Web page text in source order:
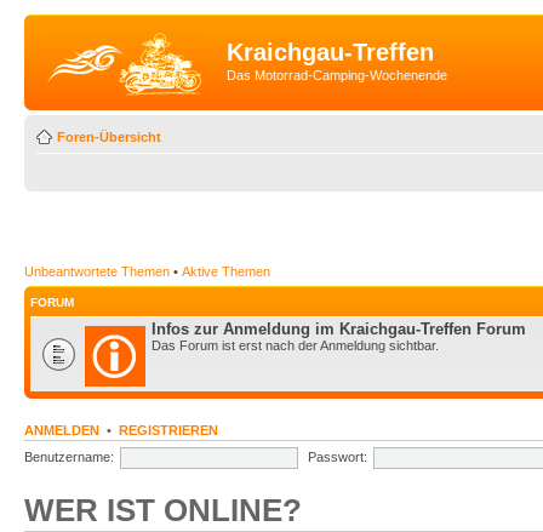
Kraichgau-Treffen
Das Motorrad-Camping-Wochenende
Foren-Übersicht
Unbeantwortete Themen • Aktive Themen
FORUM
Infos zur Anmeldung im Kraichgau-Treffen Forum
Das Forum ist erst nach der Anmeldung sichtbar.
ANMELDEN • REGISTRIEREN
Benutzername:
Passwort:
WER IST ONLINE?